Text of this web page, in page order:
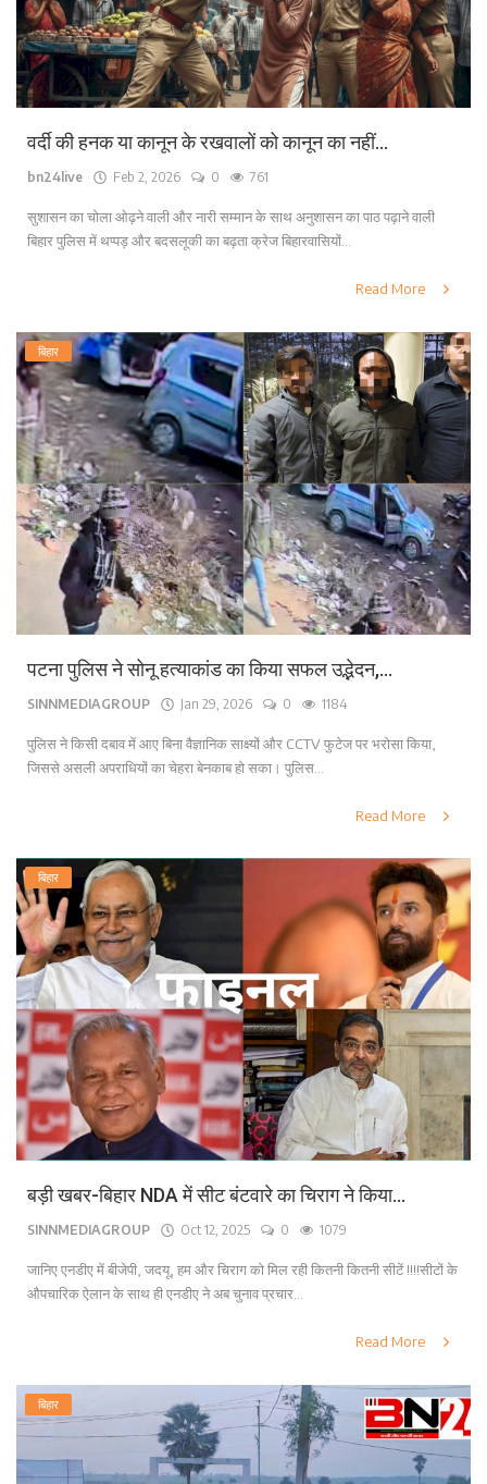
वर्दी की हनक या कानून के रखवालों को कानून का नहीं...
bn24live Feb 2, 2026 0 761
सुशासन का चोला ओढ़ने वाली और नारी सम्मान के साथ अनुशासन का पाठ पढ़ाने वाली
बिहार पुलिस में थप्पड़ और बदसलूकी का बढ़ता क्रेज बिहारवासियों...
Read More
बिहार
पटना पुलिस ने सोनू हत्याकांड का किया सफल उद्भेदन,...
SINNMEDIAGROUP Jan 29, 2026 0 1184
पुलिस ने किसी दबाव में आए बिना वैज्ञानिक साक्ष्यों और CCTV फुटेज पर भरोसा किया,
जिससे असली अपराधियों का चेहरा बेनकाब हो सका। पुलिस...
Read More
बिहार
बड़ी खबर-बिहार NDA में सीट बंटवारे का चिराग ने किया...
SINNMEDIAGROUP Oct 12, 2025 0 1079
जानिए एनडीए में बीजेपी, जदयू, हम और चिराग को मिल रही कितनी कितनी सीटें !!!!सीटों के
औपचारिक ऐलान के साथ ही एनडीए ने अब चुनाव प्रचार...
Read More
बिहार